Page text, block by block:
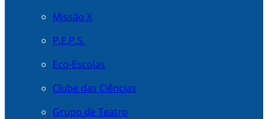
Missão X
P.E.P.S.
Eco-Escolas
Clube das Ciências
Grupo de Teatro